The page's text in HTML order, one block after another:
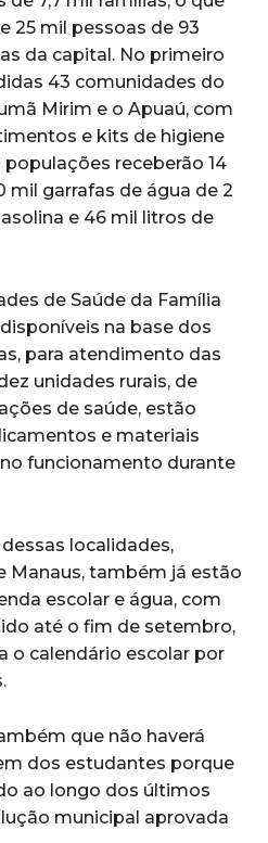
25 mil pessoas de 93
da capital. No primeiro
43 comunidades do
Mirim e o Apuaú, com
e kits de higiene
populações receberão 14
mil garrafas de água de 2
e 46 mil litros de
de Saúde da Família
na base dos
para atendimento das
unidades rurais, de
de saúde, estão
e materiais
funcionamento durante
localidades,
Manaus, também já estão
escolar e água, com
até o fim de setembro,
o calendário escolar por
que não haverá
dos estudantes porque
ao longo dos últimos
municipal aprovada